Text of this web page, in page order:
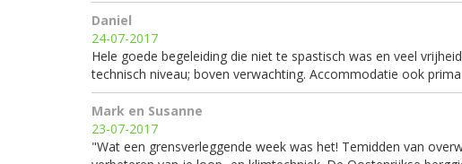
Daniel
24-07-2017
Hele goede begeleiding die niet te spastisch was en veel
technisch niveau; boven verwachting. Accommodatie ook
Mark en Susanne
23-07-2017
"Wat een grensverleggende week was het! Temidden van